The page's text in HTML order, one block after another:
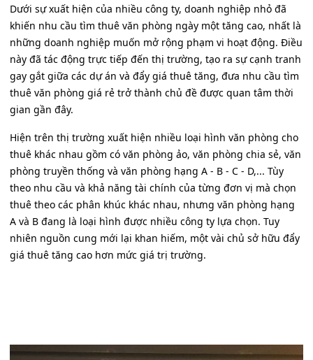
Dưới sự xuất hiện của nhiều công ty, doanh nghiệp nhỏ đã
khiến nhu cầu tìm thuê văn phòng ngày một tăng cao, nhất là
những doanh nghiệp muốn mở rộng phạm vi hoạt động. Điều
này đã tác động trực tiếp đến thị trường, tạo ra sự cạnh tranh
gay gắt giữa các dự án và đẩy giá thuê tăng, đưa nhu cầu tìm
thuê văn phòng giá rẻ trở thành chủ đề được quan tâm thời
gian gần đây.
Hiện trên thị trường xuất hiện nhiều loại hình văn phòng cho
thuê khác nhau gồm có văn phòng ảo, văn phòng chia sẻ, văn
phòng truyền thống và văn phòng hạng A - B - C - D,... Tùy
theo nhu cầu và khả năng tài chính của từng đơn vị mà chọn
thuê theo các phân khúc khác nhau, nhưng văn phòng hạng
A và B đang là loại hình được nhiều công ty lựa chọn. Tuy
nhiên nguồn cung mới lại khan hiếm, một vài chủ sở hữu đẩy
giá thuê tăng cao hơn mức giá trị trường.